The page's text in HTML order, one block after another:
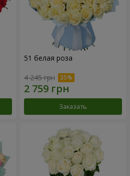
51 белая роза
4 245 грн
Заказать